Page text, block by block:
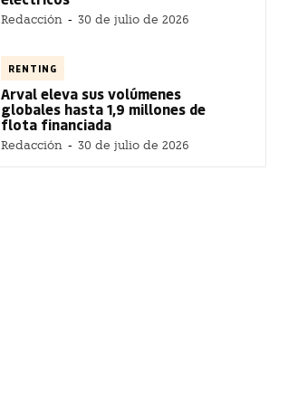
Redacción - 30 de julio de 2026
RENTING
Arval eleva sus volúmenes
globales hasta 1,9 millones de
flota financiada
Redacción - 30 de julio de 2026